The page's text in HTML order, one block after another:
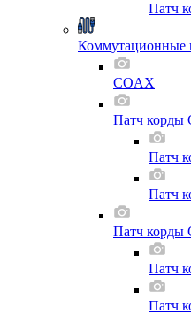
Патч
Коммутационные
COAX
Патч корды
Патч
Патч
Патч корды
Патч
Патч